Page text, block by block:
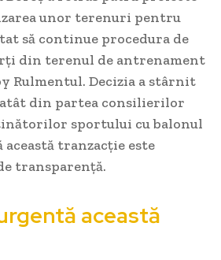
unor terenuri pentru
să continue procedura de
din terenul de antrenament
Rulmentul. Decizia a stârnit
din partea consilierilor
sportului cu balonul
această tranzacție este
transparență.
această